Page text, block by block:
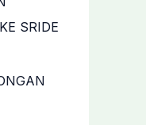
SRIDE